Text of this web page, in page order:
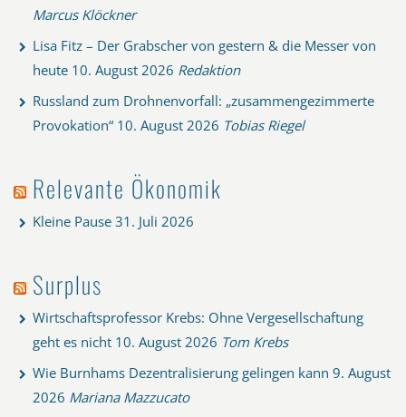
Marcus Klöckner
Lisa Fitz – Der Grabscher von gestern & die Messer von
heute 10. August 2026 Redaktion
Russland zum Drohnenvorfall: „zusammengezimmerte
Provokation“ 10. August 2026 Tobias Riegel
Relevante Ökonomik
Kleine Pause 31. Juli 2026
Surplus
Wirtschaftsprofessor Krebs: Ohne Vergesellschaftung
geht es nicht 10. August 2026 Tom Krebs
Wie Burnhams Dezentralisierung gelingen kann 9. August
2026 Mariana Mazzucato